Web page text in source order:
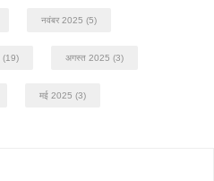
नवंबर 2025 (5)
(19) अगस्त 2025 (3)
मई 2025 (3)